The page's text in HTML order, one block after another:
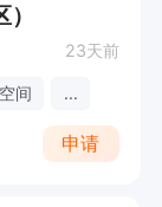
23天前
间 ...
申请